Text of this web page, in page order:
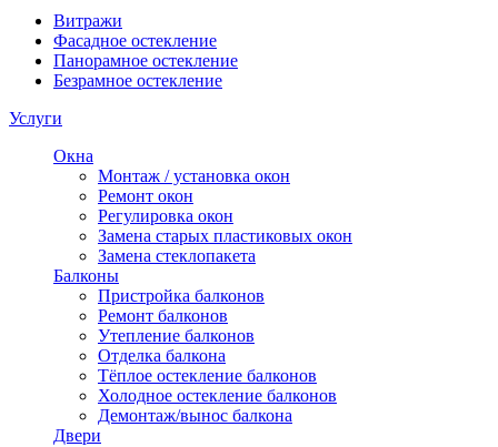
Витражи
Фасадное остекление
Панорамное остекление
Безрамное остекление
Услуги
Окна
Монтаж / установка окон
Ремонт окон
Регулировка окон
Замена старых пластиковых окон
Замена стеклопакета
Балконы
Пристройка балконов
Ремонт балконов
Утепление балконов
Отделка балкона
Тёплое остекление балконов
Холодное остекление балконов
Демонтаж/вынос балкона
Двери